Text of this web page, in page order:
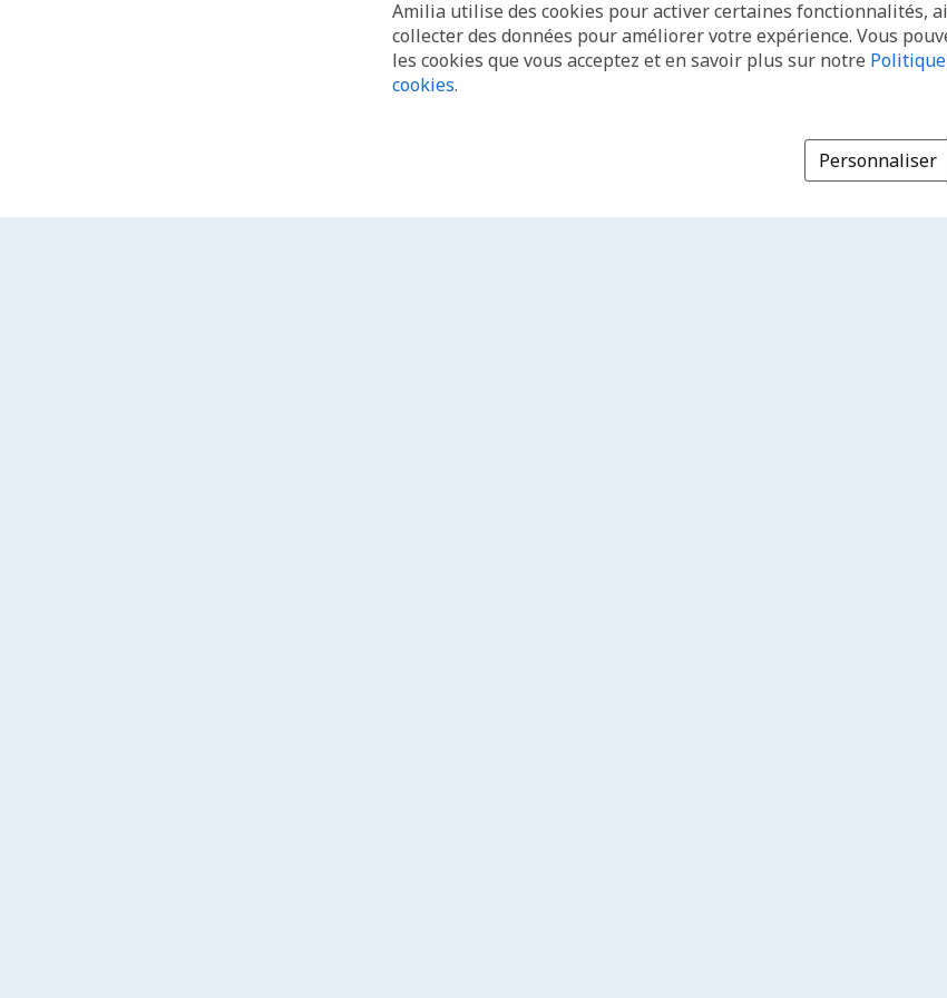
Amilia utilise des cookies pour activer certaines fonctionnalités,
collecter des données pour améliorer votre expérience. Vous
les cookies que vous acceptez et en savoir plus sur notre
cookies.
Personnaliser